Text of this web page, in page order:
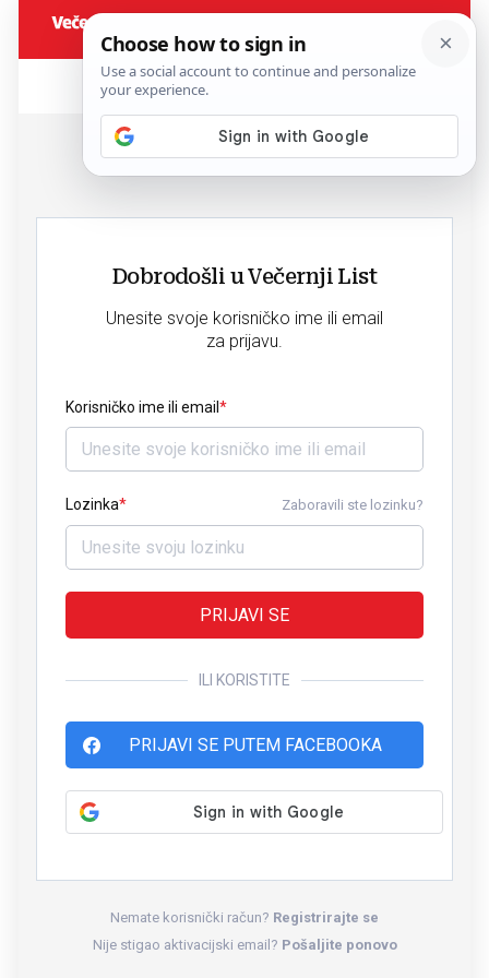
Dobrodošli u Večernji List
Unesite svoje korisničko ime ili email
za prijavu.
Korisničko ime ili email
Lozinka Zaboravili ste lozinku?
PRIJAVI SE
ILI KORISTITE
PRIJAVI SE PUTEM FACEBOOKA
Nemate korisnički račun? Registrirajte se
Nije stigao aktivacijski email? Pošaljite ponovo